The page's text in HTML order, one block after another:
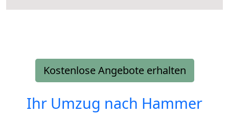
Kostenlose Angebote erhalten
Ihr Umzug nach Hammer